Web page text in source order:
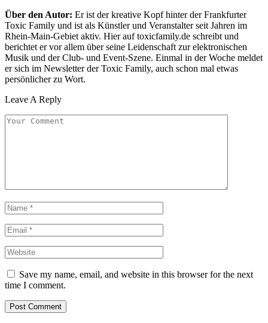
Über den Autor: Er ist der kreative Kopf hinter der Frankfurter
Toxic Family und ist als Künstler und Veranstalter seit Jahren im
Rhein-Main-Gebiet aktiv. Hier auf toxicfamily.de schreibt und
berichtet er vor allem über seine Leidenschaft zur elektronischen
Musik und der Club- und Event-Szene. Einmal in der Woche meldet
er sich im Newsletter der Toxic Family, auch schon mal etwas
persönlicher zu Wort.
Leave A Reply
Save my name, email, and website in this browser for the next
time I comment.